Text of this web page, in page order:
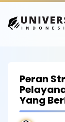
Peran
Yang